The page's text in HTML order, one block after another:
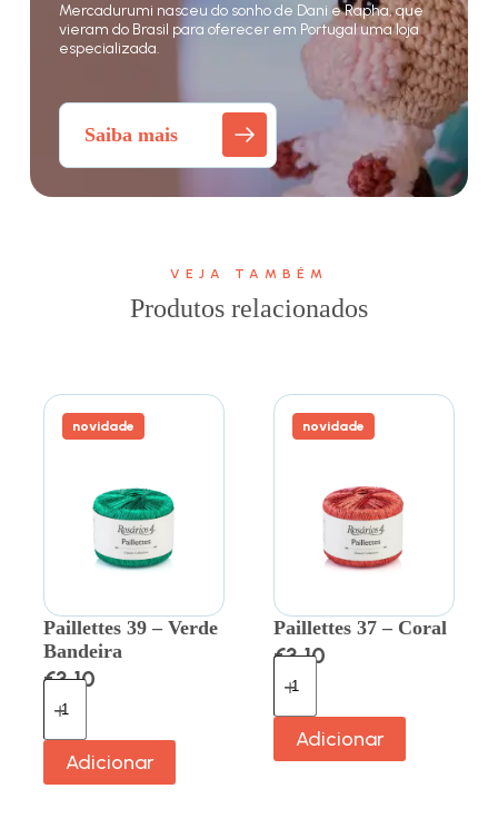
Mercadurumi nasceu do sonho de Dani e Rapha, que
vieram do Brasil para oferecer em Portugal uma loja
especializada.
Saiba mais
VEJA TAMBÉM
Produtos relacionados
novidade
Paillettes 39 – Verde
Bandeira
€3.10
Adicionar
novidade
Paillettes 37 – Coral
€3.10
Adicionar